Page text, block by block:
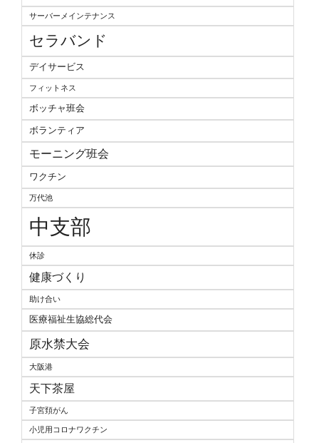
サーバーメインテナンス
セラバンド
デイサービス
フィットネス
ボッチャ班会
ボランティア
モーニング班会
ワクチン
万代池
中支部
休診
健康づくり
助け合い
医療福祉生協総代会
原水禁大会
大阪港
天下茶屋
子宮頚がん
小児用コロナワクチン